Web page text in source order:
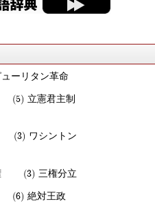
ューリタン革命
立憲君主制
ワシントン
三権分立
絶対王政